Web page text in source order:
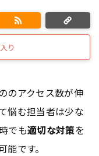
り
のアクセス数が伸
悩む担当者は少な
でも適切な対策を
能です。